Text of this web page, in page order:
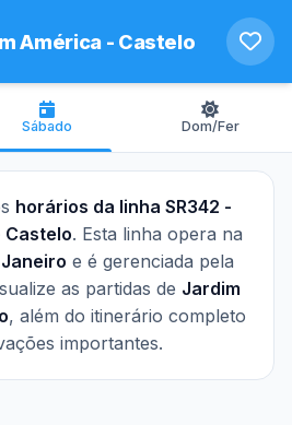
América - Castelo
Sábado Dom/Fer
horários da linha SR342 -
Castelo. Esta linha opera na
e é gerenciada pela
as partidas de Jardim
, além do itinerário completo
importantes.